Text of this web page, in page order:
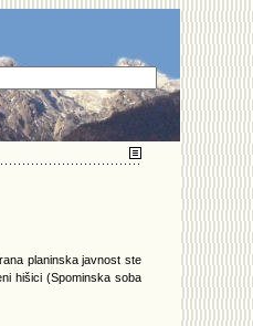
planinska javnost ste
hišici (Spominska soba